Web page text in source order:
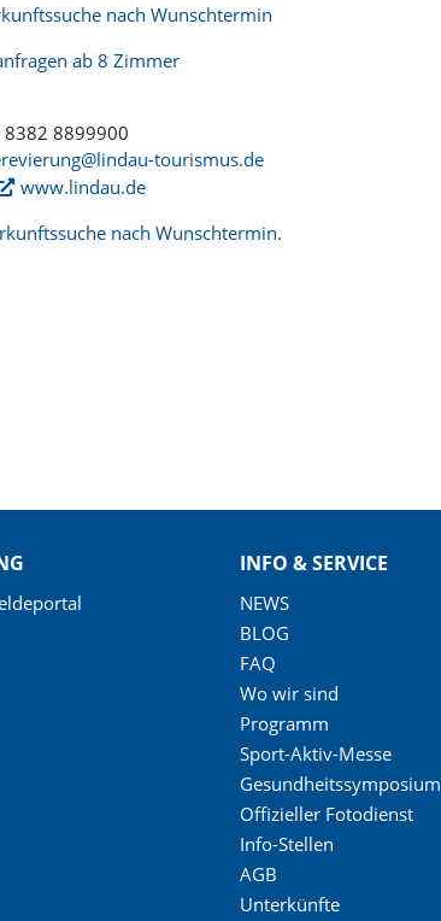
nach Wunschtermin
ab 8 Zimmer
8382 8899900
tourismus.de
www.lindau.de
nach Wunschtermin.
INFO & SERVICE
NEWS
BLOG
FAQ
Wo wir sind
Programm
Sport-Aktiv-Messe
Gesundheitssymposium
Offizieller Fotodienst
Info-Stellen
AGB
Unterkünfte